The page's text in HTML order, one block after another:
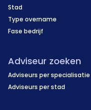
Stad
Type overname
Fase bedrijf
Adviseur zoeken
Adviseurs per specialisatie
Adviseurs per stad